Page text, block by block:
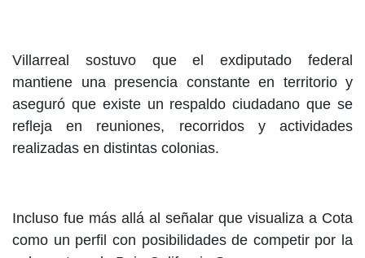
Villarreal sostuvo que el exdiputado federal
mantiene una presencia constante en territorio y
aseguró que existe un respaldo ciudadano que se
refleja en reuniones, recorridos y actividades
realizadas en distintas colonias.
Incluso fue más allá al señalar que visualiza a Cota
como un perfil con posibilidades de competir por la